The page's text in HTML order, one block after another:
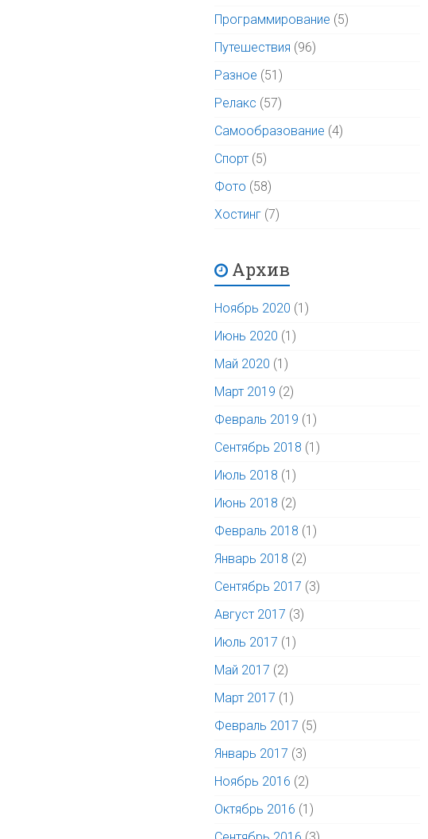
Программирование (5)
Путешествия (96)
Разное (51)
Релакс (57)
Самообразование (4)
Спорт (5)
Фото (58)
Хостинг (7)
Архив
Ноябрь 2020 (1)
Июнь 2020 (1)
Май 2020 (1)
Март 2019 (2)
Февраль 2019 (1)
Сентябрь 2018 (1)
Июль 2018 (1)
Июнь 2018 (2)
Февраль 2018 (1)
Январь 2018 (2)
Сентябрь 2017 (3)
Август 2017 (3)
Июль 2017 (1)
Май 2017 (2)
Март 2017 (1)
Февраль 2017 (5)
Январь 2017 (3)
Ноябрь 2016 (2)
Октябрь 2016 (1)